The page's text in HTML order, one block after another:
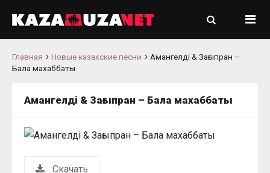
Главная Новые казахские песни
Амангелдi & Зағыпран –
Бала махаббаты
Амангелдi & Зағыпран – Бала махаббаты
Скачать